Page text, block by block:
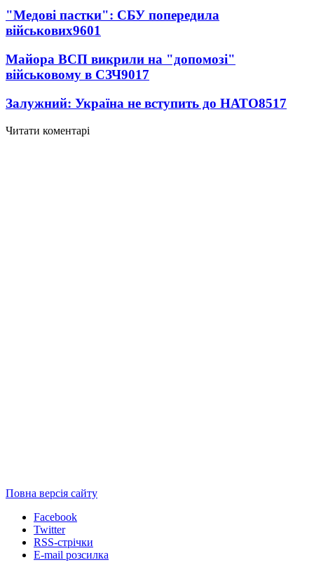
"Медові пастки": СБУ попередила
військових9601
Майора ВСП викрили на "допомозі"
військовому в СЗЧ9017
Залужний: Україна не вступить до НАТО8517
Читати коментарі
Повна версія сайту
Facebook
Twitter
RSS-стрічки
E-mail розсилка